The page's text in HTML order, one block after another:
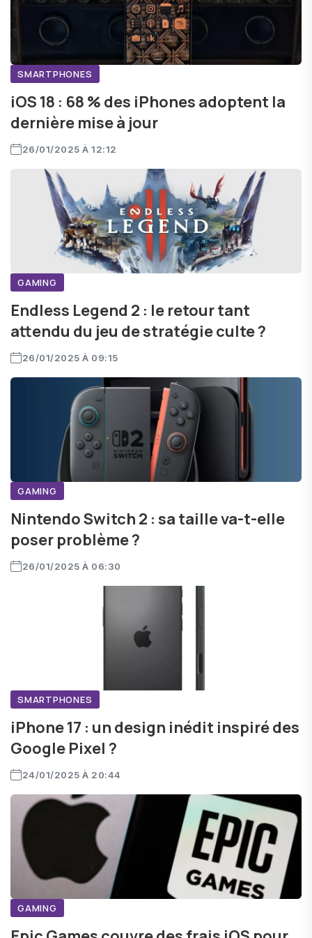
SMARTPHONES
iOS 18 : 68 % des iPhones adoptent la
dernière mise à jour
26/01/2025 À 12:12
GAMING
Endless Legend 2 : le retour tant
attendu du jeu de stratégie culte ?
26/01/2025 À 09:15
GAMING
Nintendo Switch 2 : sa taille va-t-elle
poser problème ?
26/01/2025 À 06:30
SMARTPHONES
iPhone 17 : un design inédit inspiré des
Google Pixel ?
24/01/2025 À 20:44
GAMING